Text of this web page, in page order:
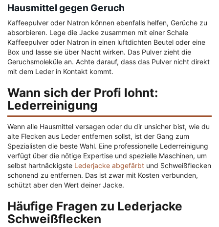
Hausmittel gegen Geruch
Kaffeepulver oder Natron können ebenfalls helfen, Gerüche zu
absorbieren. Lege die Jacke zusammen mit einer Schale
Kaffeepulver oder Natron in einen luftdichten Beutel oder eine
Box und lasse sie über Nacht wirken. Das Pulver zieht die
Geruchsmoleküle an. Achte darauf, dass das Pulver nicht direkt
mit dem Leder in Kontakt kommt.
Wann sich der Profi lohnt:
Lederreinigung
Wenn alle Hausmittel versagen oder du dir unsicher bist, wie du
alte Flecken aus Leder entfernen sollst, ist der Gang zum
Spezialisten die beste Wahl. Eine professionelle Lederreinigung
verfügt über die nötige Expertise und spezielle Maschinen, um
selbst hartnäckigste Lederjacke abgefärbt und Schweißflecken
schonend zu entfernen. Das ist zwar mit Kosten verbunden,
schützt aber den Wert deiner Jacke.
Häufige Fragen zu Lederjacke
Schweißflecken